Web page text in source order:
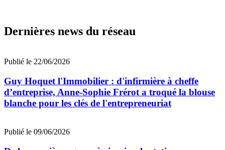
Dernières news du réseau
Publié le 22/06/2026
Guy Hoquet l'Immobilier : d'infirmière à cheffe
d’entreprise, Anne-Sophie Frérot a troqué la blouse
blanche pour les clés de l'entrepreneuriat
Publié le 09/06/2026